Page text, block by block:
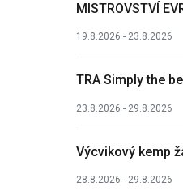
MISTROVSTVÍ
19.8.2026 - 23.8.2026
TRA Simply the
23.8.2026 - 29.8.2026
Výcvikový kemp
28.8.2026 - 29.8.2026